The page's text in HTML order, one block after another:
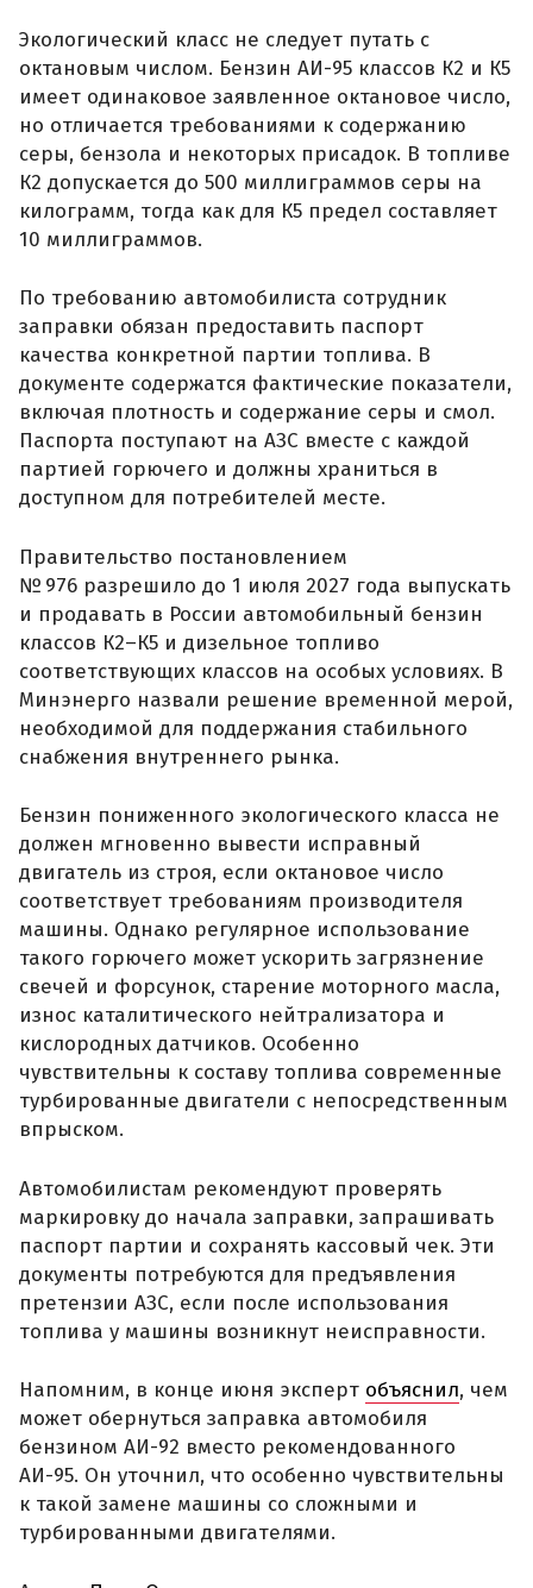
Экологический класс не следует путать с
октановым числом. Бензин АИ-95 классов К2 и К5
имеет одинаковое заявленное октановое число,
но отличается требованиями к содержанию
серы, бензола и некоторых присадок. В топливе
К2 допускается до 500 миллиграммов серы на
килограмм, тогда как для К5 предел составляет
10 миллиграммов.
По требованию автомобилиста сотрудник
заправки обязан предоставить паспорт
качества конкретной партии топлива. В
документе содержатся фактические показатели,
включая плотность и содержание серы и смол.
Паспорта поступают на АЗС вместе с каждой
партией горючего и должны храниться в
доступном для потребителей месте.
Правительство постановлением
№ 976 разрешило до 1 июля 2027 года выпускать
и продавать в России автомобильный бензин
классов К2–К5 и дизельное топливо
соответствующих классов на особых условиях. В
Минэнерго назвали решение временной мерой,
необходимой для поддержания стабильного
снабжения внутреннего рынка.
Бензин пониженного экологического класса не
должен мгновенно вывести исправный
двигатель из строя, если октановое число
соответствует требованиям производителя
машины. Однако регулярное использование
такого горючего может ускорить загрязнение
свечей и форсунок, старение моторного масла,
износ каталитического нейтрализатора и
кислородных датчиков. Особенно
чувствительны к составу топлива современные
турбированные двигатели с непосредственным
впрыском.
Автомобилистам рекомендуют проверять
маркировку до начала заправки, запрашивать
паспорт партии и сохранять кассовый чек. Эти
документы потребуются для предъявления
претензии АЗС, если после использования
топлива у машины возникнут неисправности.
Напомним, в конце июня эксперт объяснил, чем
может обернуться заправка автомобиля
бензином АИ-92 вместо рекомендованного
АИ-95. Он уточнил, что особенно чувствительны
к такой замене машины со сложными и
турбированными двигателями.